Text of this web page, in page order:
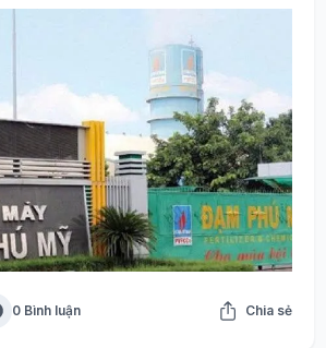
0 Bình luận Chia sẻ